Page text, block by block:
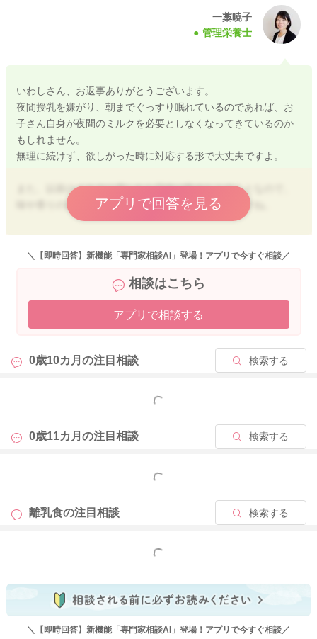
当サイトのレシピもぜひ参考にしてくださいね。
9F%E3%83%AB%E3%82%AF
今のお話を伺う限りでは、「ミルクが嫌」なのではなく、「哺
乳瓶を卒業する時期に近づいている」のかもしれません。
まずはコップで飲めることを活かしながら、日中に無理なくミ
ただし、おしっこの回数が減ったり、元気がない、体重が長く
またお困りの際にはご相談ください。
どうぞよろしくお願いいたします。
2026/6/1 9:48
一藁暁子
管理栄養士
いわしさん、お返事ありがとうございます。
夜間授乳を嫌がり、朝までぐっすり眠れているのであれば、お
子さん自身が夜間のミルクを必要としなくなってきているのか
もしれません。
無理に続けず、欲しがった時に対応する形で大丈夫ですよ。
また、以前のミルクに戻したら日中は飲めたとのことなので、
味や香りの好みが関係している可能性もありそうですね。
今後は、
・日中のミルクを活用する
・麦茶や水などで水分補給する
ことを意識しながら進めていけると良いかと思います。
夜間授乳がなくなったことだけで心配しすぎなくて大丈夫です
よ。お子さんのペースで見守ってあげてくださいね。
アプリで回答を見る
2026/6/2 9:43
＼【即時回答】新機能「専門家相談AI」登場！アプリで今すぐ相談／
相談はこちら
アプリで相談する
0歳10カ月の注目相談 検索する
もっと見る
0歳11カ月の注目相談 検索する
もっと見る
離乳食の注目相談 検索する
もっと見る
＼【即時回答】新機能「専門家相談AI」登場！アプリで今すぐ相談／